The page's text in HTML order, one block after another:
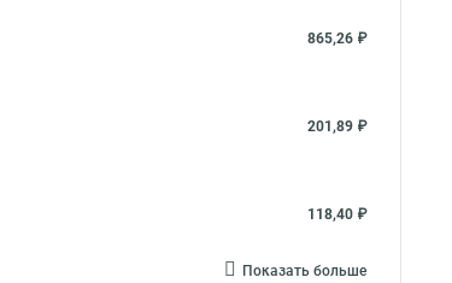
865,26 ₽
201,89 ₽
118,40 ₽
Показать больше